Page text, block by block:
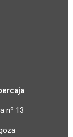
nº 13